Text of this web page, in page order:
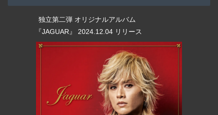
独立第二弾 オリジナルアルバム
『JAGUAR』 2024.12.04 リリース